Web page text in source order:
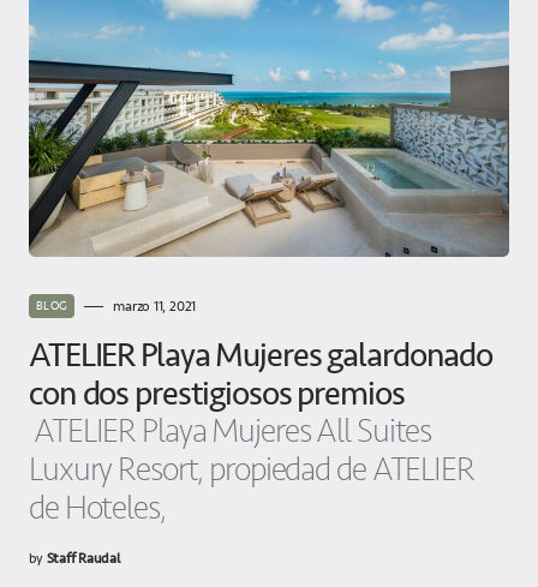
BLOG marzo 11, 2021
ATELIER Playa Mujeres galardonado
con dos prestigiosos premios
ATELIER Playa Mujeres All Suites
Luxury Resort, propiedad de ATELIER
de Hoteles,
byStaff Raudal